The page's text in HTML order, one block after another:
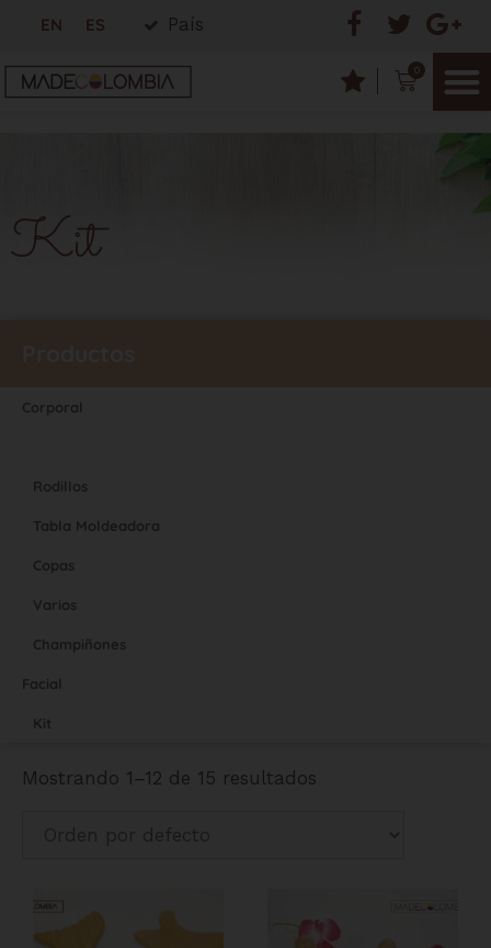
EN ES País
0
Kit
Corporal
Rodillos
Tabla Moldeadora
Copas
Varios
Champiñones
Facial
Kit
Mostrando 1–12 de 15 resultados